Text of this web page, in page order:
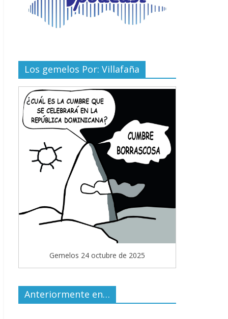
Los gemelos Por: Villafaña
Gemelos 24 octubre de 2025
Anteriormente en…